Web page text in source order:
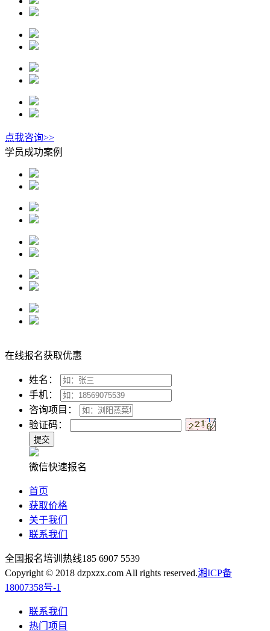
点我咨询>>
学员成功案例
在线报名获取优惠
姓名：
手机：
咨询项目：
验证码：
微信快速报名
首页
获取价格
关于我们
联系我们
全国报名培训热线185 6907 5539
Copyright © 2018 dzpxzx.com All rights reserved.湘ICP备
18007358号-1
联系我们
热门项目